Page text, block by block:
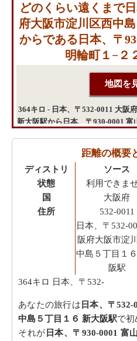
どのくらい遠くまで
府大阪市淀川区西中
からである日本、〒
明輪町１−２
364キロ - 日本、〒532-0011 大阪
新大阪駅から日本、〒930-0001
距離の概要
ディストリ
状態
国
住所
ソース
利用できま
大阪府
532-0011
日本、〒532-
阪府大阪市淀
中島５丁目１
阪駅
364キロ 日本、〒532-
あなたの旅行は 日本、〒
中島５丁目１６ 新大阪駅で初
それが 日本、〒930-0001 富